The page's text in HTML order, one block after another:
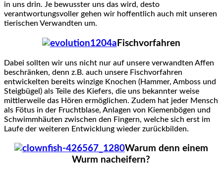
in uns drin. Je bewusster uns das wird, desto
verantwortungsvoller gehen wir hoffentlich auch mit unseren
tierischen Verwandten um.
Fischvorfahren
Dabei sollten wir uns nicht nur auf unsere verwandten Affen
beschränken, denn z.B. auch unsere Fischvorfahren
entwickelten bereits winzige Knochen (Hammer, Amboss und
Steigbügel) als Teile des Kiefers, die uns bekannter weise
mittlerweile das Hören ermöglichen. Zudem hat jeder Mensch
als Fötus in der Fruchtblase, Anlagen von Kiemenbögen und
Schwimmhäuten zwischen den Fingern, welche sich erst im
Laufe der weiteren Entwicklung wieder zurückbilden.
Warum denn einem
Wurm nacheifern?